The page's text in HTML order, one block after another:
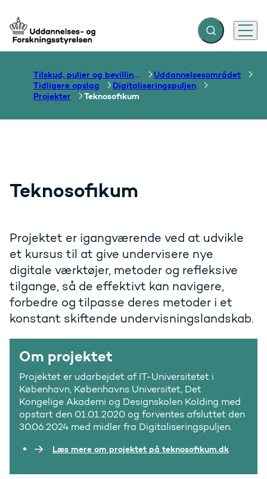
Gå til forsiden Fold søgefelt ud
Menu
Tilskud, puljer og bevillinger
Uddannelsesområdet
Tidligere opslag
Digitaliseringspuljen
Projekter
Teknosofikum
Teknosofikum
Projektet er igangværende ved at udvikle
et kursus til at give undervisere nye
digitale værktøjer, metoder og refleksive
tilgange, så de effektivt kan navigere,
forbedre og tilpasse deres metoder i et
konstant skiftende undervisningslandskab.
Om projektet
Projektet er udarbejdet af IT-Universitetet i
København, Københavns Universitet, Det
Kongelige Akademi og Designskolen Kolding med
opstart den 01.01.2020 og forventes afsluttet den
30.06.2024 med midler fra Digitaliseringspuljen.
Læs mere om projektet på teknosofikum.dk